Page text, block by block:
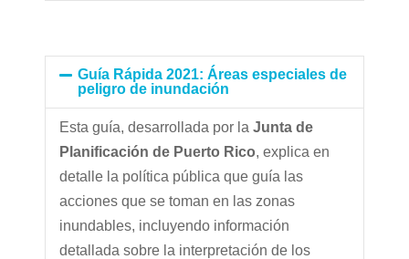
Guía Rápida 2021: Áreas especiales de
peligro de inundación
Esta guía, desarrollada por laJunta de
Planificación de Puerto Rico, explica en
detalle la política pública que guía las
acciones que se toman en las zonas
inundables, incluyendo información
detallada sobre la interpretación de los